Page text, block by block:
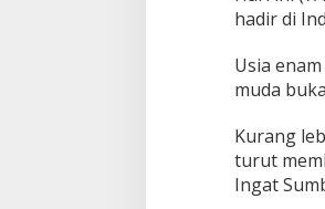
g
D
r
.
u
f
r
a
hadir di
Usia
muda
Kurang
turut
Ingat